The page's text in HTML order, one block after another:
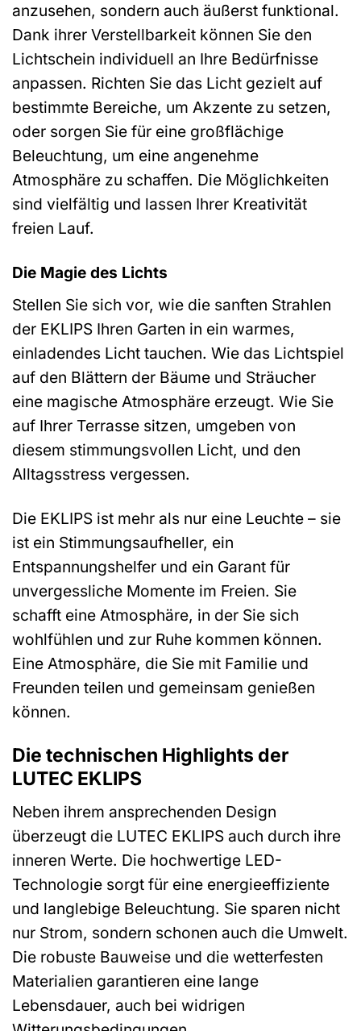
anzusehen, sondern auch äußerst funktional.
Dank ihrer Verstellbarkeit können Sie den
Lichtschein individuell an Ihre Bedürfnisse
anpassen. Richten Sie das Licht gezielt auf
bestimmte Bereiche, um Akzente zu setzen,
oder sorgen Sie für eine großflächige
Beleuchtung, um eine angenehme
Atmosphäre zu schaffen. Die Möglichkeiten
sind vielfältig und lassen Ihrer Kreativität
freien Lauf.
Die Magie des Lichts
Stellen Sie sich vor, wie die sanften Strahlen
der EKLIPS Ihren Garten in ein warmes,
einladendes Licht tauchen. Wie das Lichtspiel
auf den Blättern der Bäume und Sträucher
eine magische Atmosphäre erzeugt. Wie Sie
auf Ihrer Terrasse sitzen, umgeben von
diesem stimmungsvollen Licht, und den
Alltagsstress vergessen.
Die EKLIPS ist mehr als nur eine Leuchte – sie
ist ein Stimmungsaufheller, ein
Entspannungshelfer und ein Garant für
unvergessliche Momente im Freien. Sie
schafft eine Atmosphäre, in der Sie sich
wohlfühlen und zur Ruhe kommen können.
Eine Atmosphäre, die Sie mit Familie und
Freunden teilen und gemeinsam genießen
können.
Die technischen Highlights der
LUTEC EKLIPS
Neben ihrem ansprechenden Design
überzeugt die LUTEC EKLIPS auch durch ihre
inneren Werte. Die hochwertige LED-
Technologie sorgt für eine energieeffiziente
und langlebige Beleuchtung. Sie sparen nicht
nur Strom, sondern schonen auch die Umwelt.
Die robuste Bauweise und die wetterfesten
Materialien garantieren eine lange
Lebensdauer, auch bei widrigen